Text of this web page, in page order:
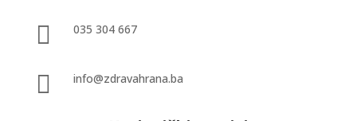
 035 304 667
 info@zdravahrana.ba